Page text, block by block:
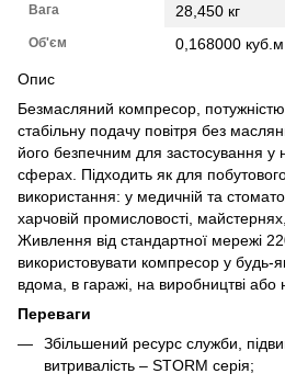
Вага 28,450 кг
Об'єм
0,168000 куб.м
Опис
Безмасляний компресор,
стабільну подачу повітря без
його безпечним для застосування у
сферах. Підходить як для
використання: у медичній та
харчовій промисловості,
Живлення від стандартної мережі
використовувати компресор у будь-
вдома, в гаражі, на виробництві або
Переваги
Збільшений ресурс служби,
витривалість – STORM серія;